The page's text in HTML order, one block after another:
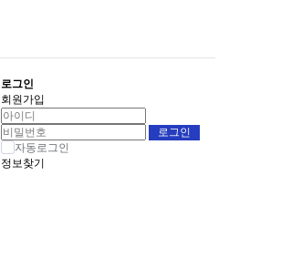
로그인
회원가입
자동로그인
정보찾기